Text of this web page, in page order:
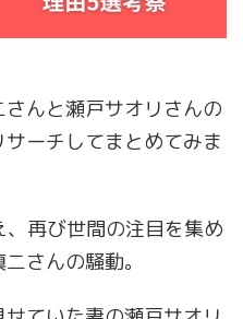
んと瀬戸サオリさんの
ーチしてまとめてみま
再び世間の注目を集め
さんの騒動。